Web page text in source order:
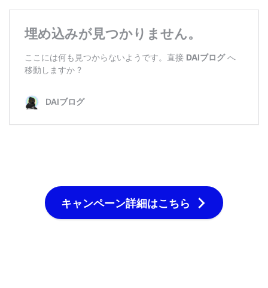
キャンペーン詳細はこちら